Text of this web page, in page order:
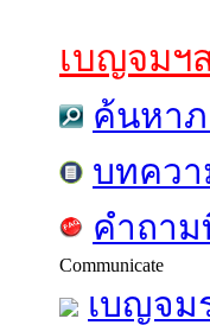
เบญจมฯ
ค้นหาภ
บทควา
คำถา
Communicate
เบญจม